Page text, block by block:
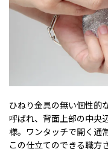
ひねり金具の無い個性的
呼ばれ、背面上部の中央
様。ワンタッチで開く通
この仕立てのできる職方